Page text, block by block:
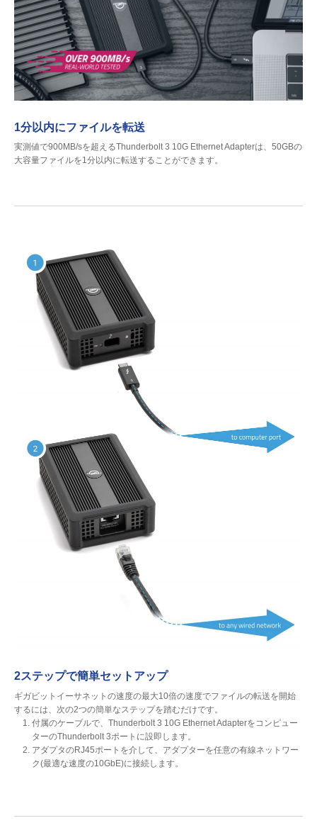
1分以内にファイルを転送
実測値で900MB/sを超えるThunderbolt 3 10G Ethernet Adapterは、50GBの
大容量ファイルを1分以内に転送することができます。
2ステップで簡単セットアップ
ギガビットイーサネットの速度の最大10倍の速度でファイルの転送を開始
するには、次の2つの簡単なステップを踏むだけです。
付属のケーブルで、Thunderbolt 3 10G Ethernet Adapterをコンピュー
ターのThunderbolt 3ポートに設即します。
アダプタのRJ45ポートを介して、アダプターを任意の有線ネットワー
ク(最適な速度の10GbE)に接続します。